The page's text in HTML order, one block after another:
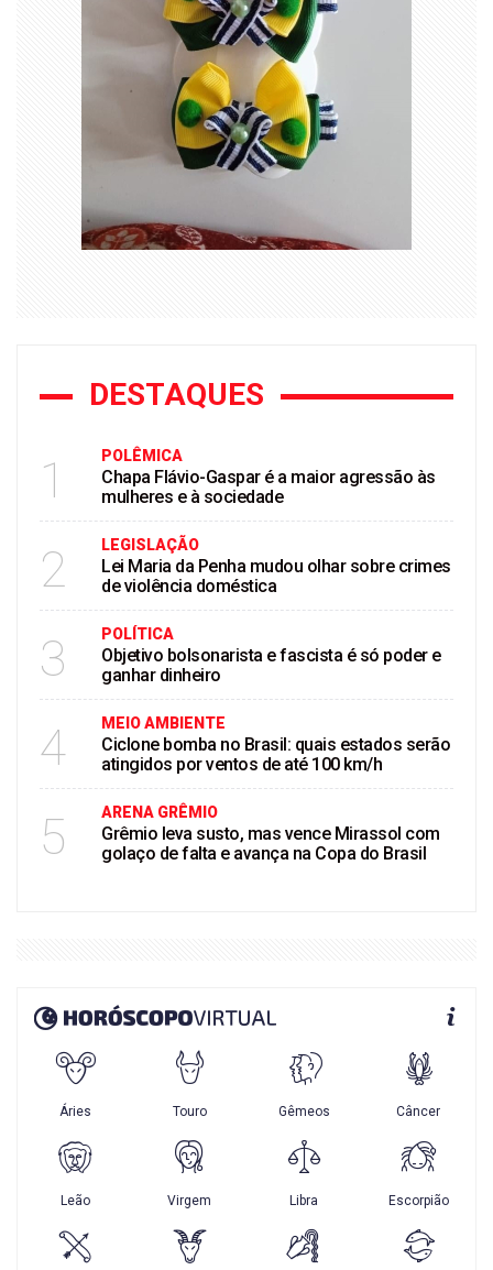
DESTAQUES
1 POLÊMICA
Chapa Flávio-Gaspar é a maior agressão às
mulheres e à sociedade
2 LEGISLAÇÃO
Lei Maria da Penha mudou olhar sobre crimes
de violência doméstica
3 POLÍTICA
Objetivo bolsonarista e fascista é só poder e
ganhar dinheiro
4 MEIO AMBIENTE
Ciclone bomba no Brasil: quais estados serão
atingidos por ventos de até 100 km/h
5 ARENA GRÊMIO
Grêmio leva susto, mas vence Mirassol com
golaço de falta e avança na Copa do Brasil